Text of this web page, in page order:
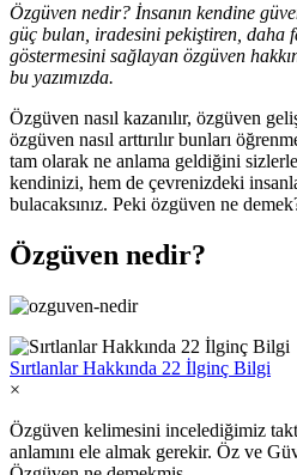
Özgüven nedir? İnsanın kendine
güç bulan, iradesini pekiştiren, daha
göstermesini sağlayan özgüven
bu yazımızda.
Özgüven nasıl kazanılır, özgüven
özgüven nasıl arttırılır bunları
tam olarak ne anlama geldiğini
kendinizi, hem de çevrenizdeki
bulacaksınız. Peki özgüven ne
Özgüven nedir?
Sırtlanlar Hakkında 22 İlginç Bilgi
×
Özgüven kelimesini incelediğimiz
anlamını ele almak gerekir. Öz ve